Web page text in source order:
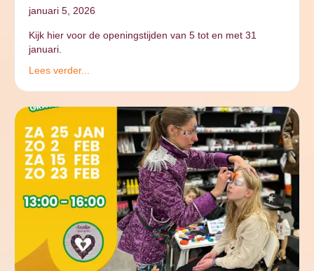
januari 5, 2026
Kijk hier voor de openingstijden van 5 tot en met 31
januari.
Lees verder...